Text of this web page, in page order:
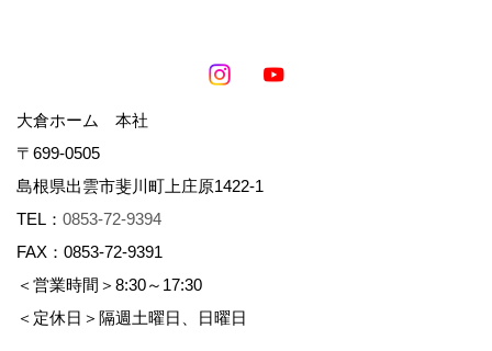
大倉ホーム 本社
〒699-0505
島根県出雲市斐川町上庄原1422-1
TEL： 0853-72-9394
FAX：0853-72-9391
＜営業時間＞8:30～17:30
＜定休日＞隔週土曜日、日曜日